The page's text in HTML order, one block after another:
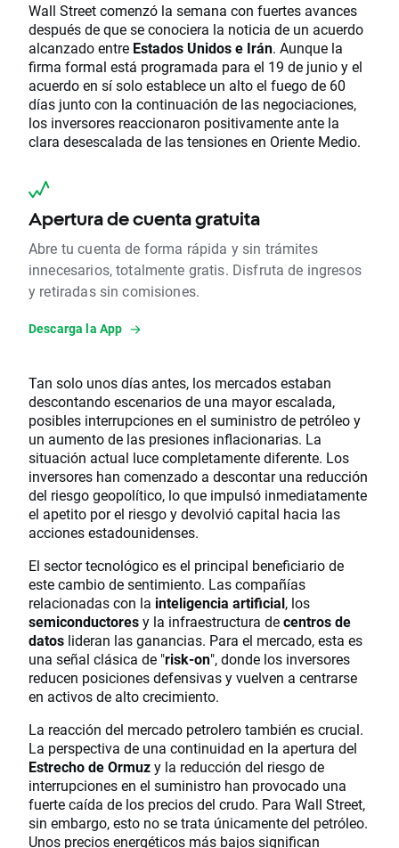
Wall Street comenzó la semana con fuertes avances
después de que se conociera la noticia de un acuerdo
alcanzado entre Estados Unidos e Irán. Aunque la
firma formal está programada para el 19 de junio y el
acuerdo en sí solo establece un alto el fuego de 60
días junto con la continuación de las negociaciones,
los inversores reaccionaron positivamente ante la
clara desescalada de las tensiones en Oriente Medio.
Apertura de cuenta gratuita
Abre tu cuenta de forma rápida y sin trámites
innecesarios, totalmente gratis. Disfruta de ingresos
y retiradas sin comisiones.
Descarga la App
Tan solo unos días antes, los mercados estaban
descontando escenarios de una mayor escalada,
posibles interrupciones en el suministro de petróleo y
un aumento de las presiones inflacionarias. La
situación actual luce completamente diferente. Los
inversores han comenzado a descontar una reducción
del riesgo geopolítico, lo que impulsó inmediatamente
el apetito por el riesgo y devolvió capital hacia las
acciones estadounidenses.
El sector tecnológico es el principal beneficiario de
este cambio de sentimiento. Las compañías
relacionadas con la inteligencia artificial, los
semiconductoresy la infraestructura decentros de
datos lideran las ganancias. Para el mercado, esta es
una señal clásica de "risk-on", donde los inversores
reducen posiciones defensivas y vuelven a centrarse
en activos de alto crecimiento.
La reacción del mercado petrolero también es crucial.
La perspectiva de una continuidad en la apertura del
Estrecho de Ormuzy la reducción del riesgo de
interrupciones en el suministro han provocado una
fuerte caída de los precios del crudo. Para Wall Street,
sin embargo, esto no se trata únicamente del petróleo.
Unos precios energéticos más bajos significan